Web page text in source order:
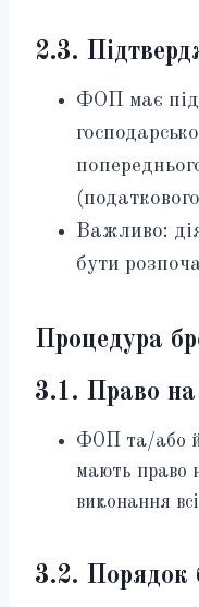
2.3.
ФОП має
Важливо:
бути
Процедура
3.1. Право
ФОП та/або
мають право
виконання
3.2. Порядок